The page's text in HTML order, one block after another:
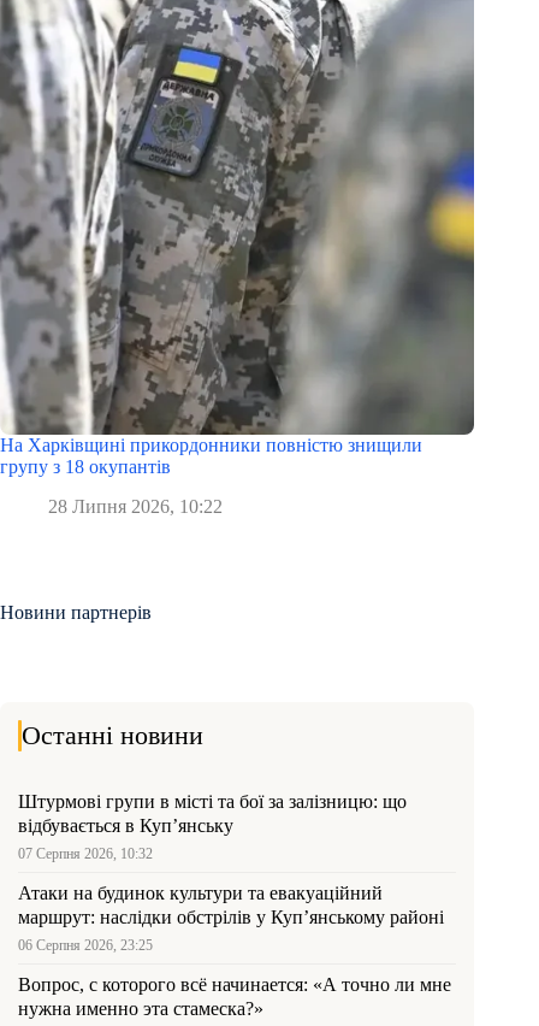
На Харківщині прикордонники повністю знищили
групу з 18 окупантів
28 Липня 2026, 10:22
Новини партнерів
Останні новини
Штурмові групи в місті та бої за залізницю: що
відбувається в Куп’янську
07 Серпня 2026, 10:32
Атаки на будинок культури та евакуаційний
маршрут: наслідки обстрілів у Куп’янському районі
06 Серпня 2026, 23:25
Вопрос, с которого всё начинается: «А точно ли мне
нужна именно эта стамеска?»